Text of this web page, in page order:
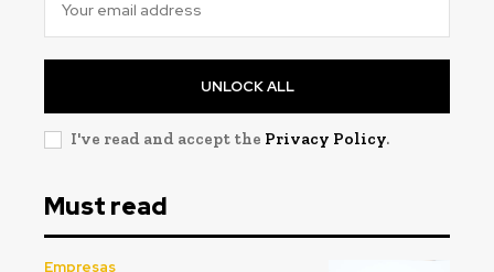
UNLOCK ALL
I've read and accept the Privacy Policy.
Must read
Empresas